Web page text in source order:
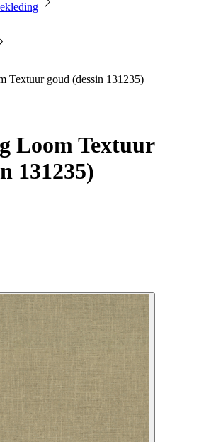
Textuur goud (dessin 131235)
Loom Textuur
131235)